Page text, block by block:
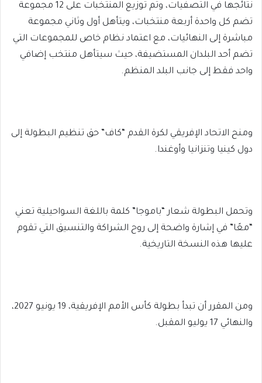
نتائجها في التصفيات، وتم توزيع المنتخبات على 12 مجموعة
تضم كل واحدة أربعة منتخبات، ويتأهل أول وثاني مجموعة
مباشرة إلى النهائيات، مع اعتماد نظام خاص للمجموعات التي
تضم أحد البلدان المستضيفة، حيث سيتأهل منتخب إضافي
واحد فقط إلى جانب البلد المنظم.
ومنح الاتحاد الإفريقي لكرة القدم “كاف” حق تنظيم البطولة إلى
دول كينيا وتنزانيا وأوغندا.
وتحمل البطولة شعار “باموجا” كلمة باللغة السواحيلية تعني
“معًا” في إشارة واضحة إلى روح الشراكة والتنسيق التي تقوم
عليها هذه النسخة التاريخية.
ومن المقرر أن تبدأ بطولة كأس الأمم الإفريقية، 19 يونيو 2027،
والنهائي 17 يوليو المقبل.